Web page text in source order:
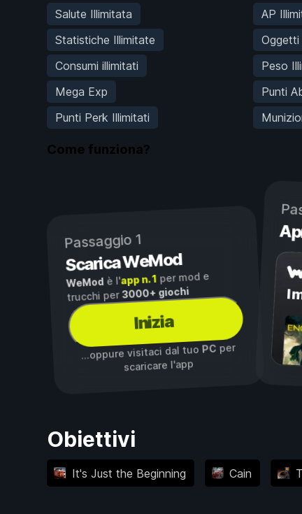
Salute Illimitata
AP
Statistiche Illimitate
Oggetti
Consumi illimitati
Peso
Mega Exp
Punti
Punti Perk Illimitati
Come funziona?
Passaggio 1
Scarica WeMod
WeMod è l'app n. 1per mod e
trucchi per3000+ giochi
Inizia
...oppure visitaci dal tuo PCper
scaricare l'app
I
Obiettivi
It's Just the Beginning Cain